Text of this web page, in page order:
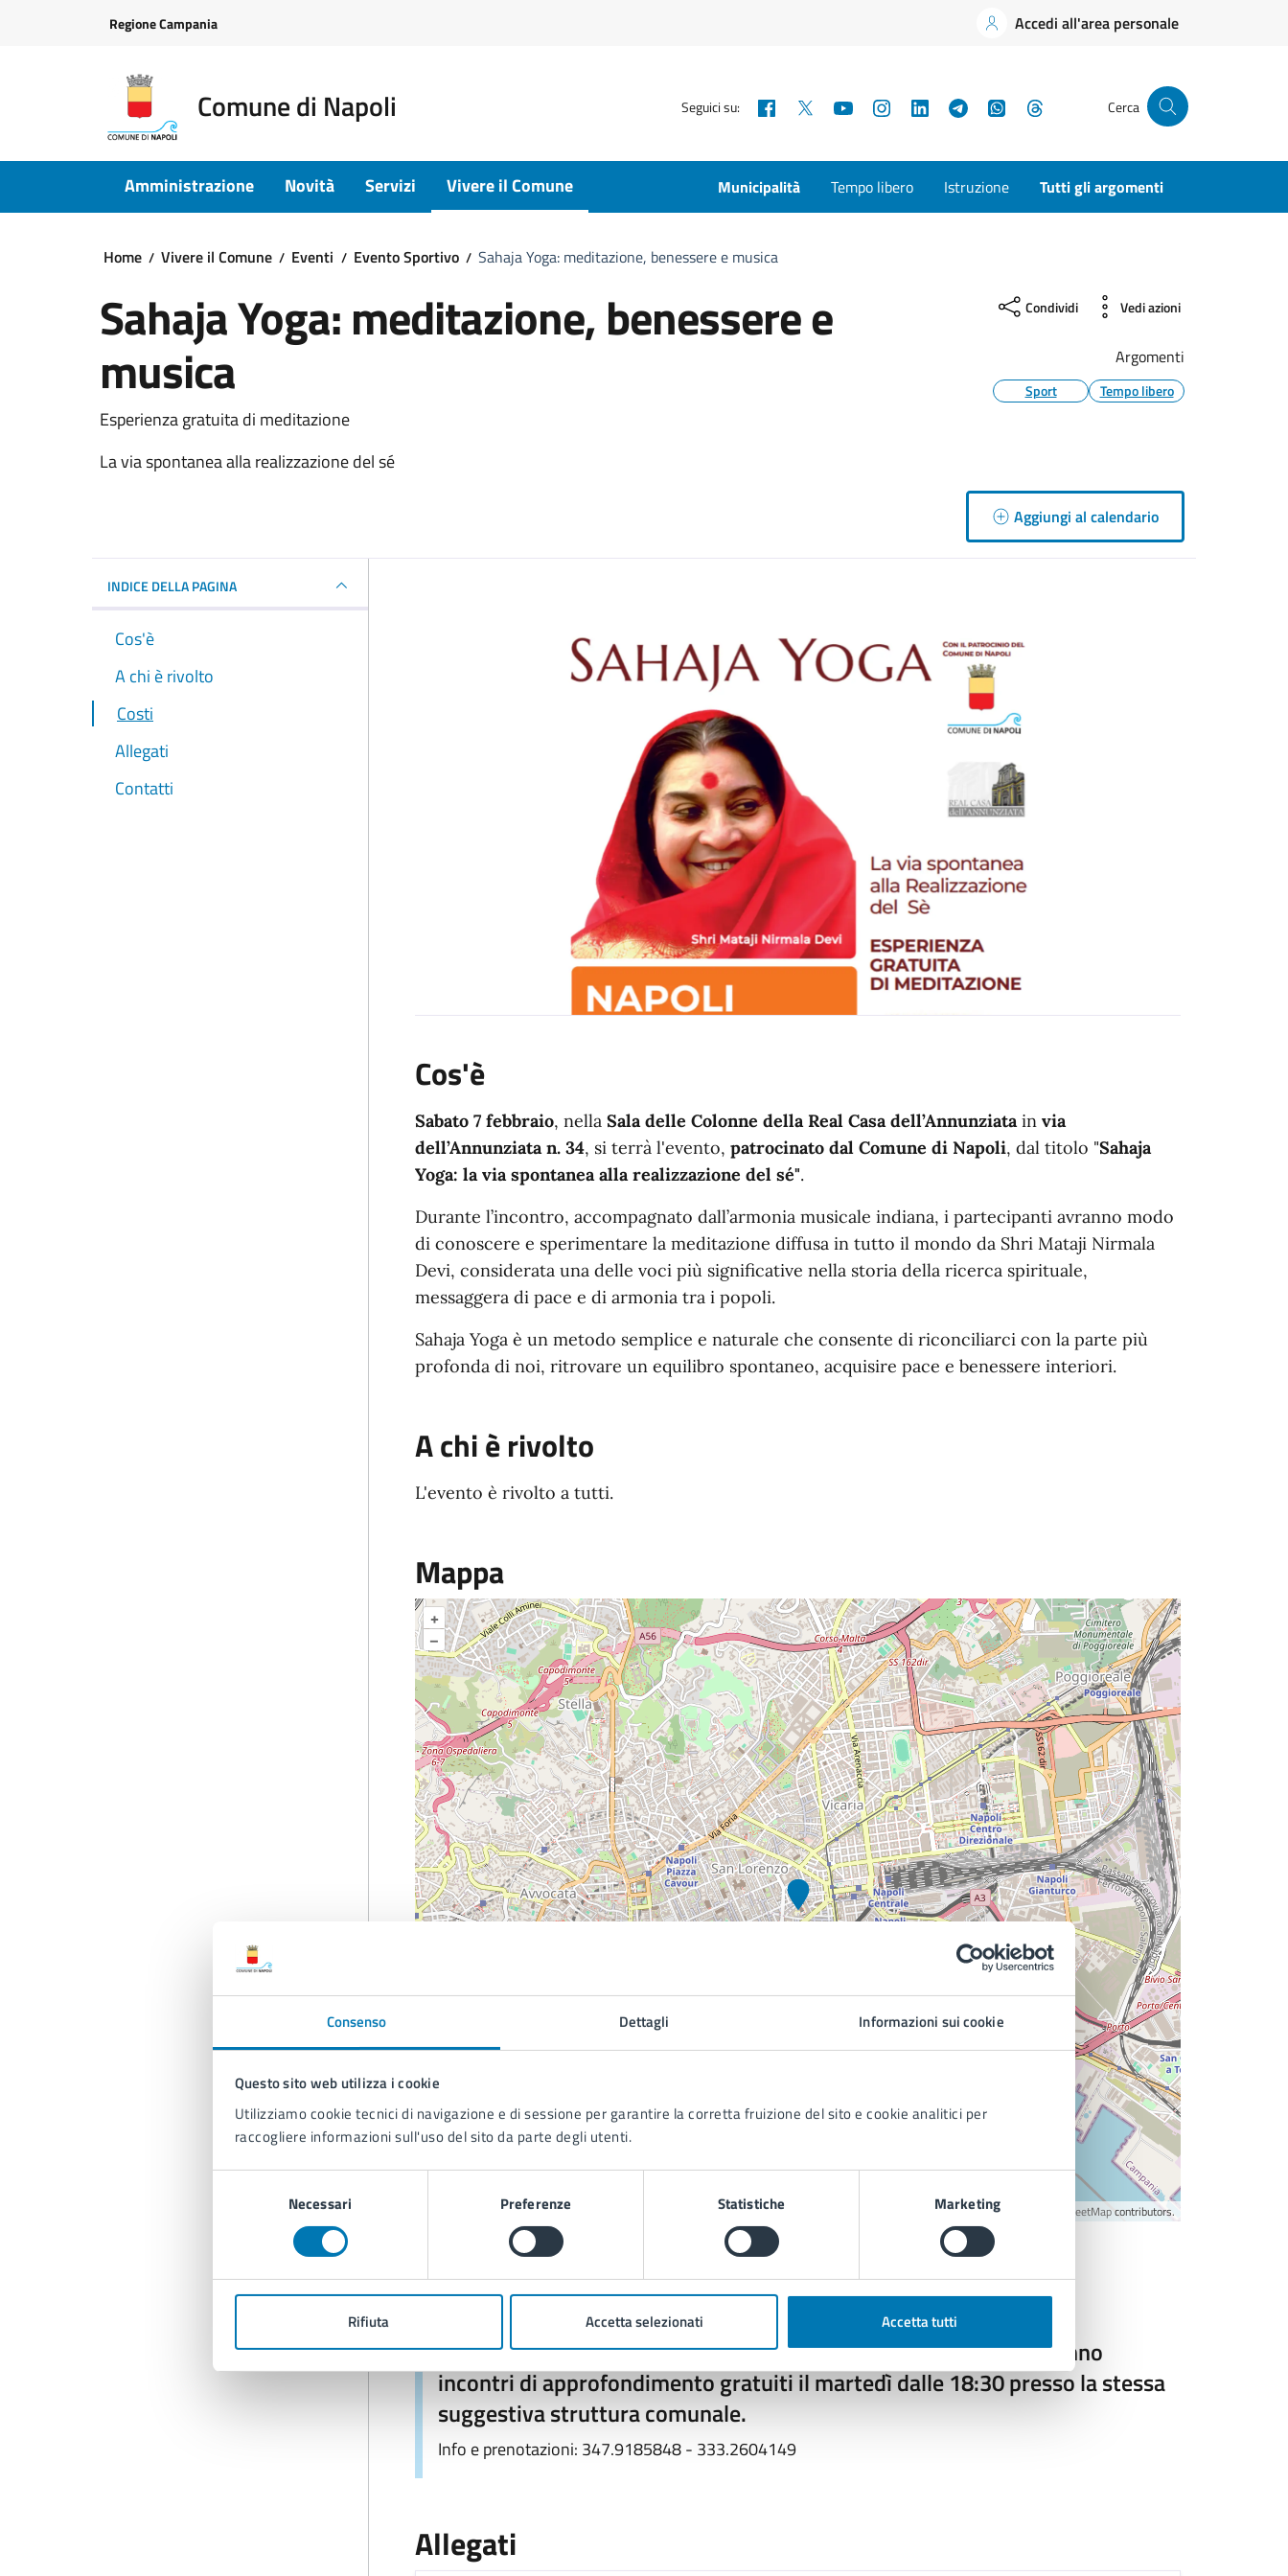
Consenso Dettagli Informazioni sui cookie
Questo sito web utilizza i cookie
Utilizziamo cookie tecnici di navigazione e di sessione per garantire la corretta fruizione del sito e cookie analitici per
raccogliere informazioni sull'uso del sito da parte degli utenti.
Necessari Preferenze Statistiche Marketing
Rifiuta Accetta selezionati Accetta tutti
Regione Campania Accedi all'area personale
Comune di Napoli Seguici su: Facebook YouTubeInstagramLinkedInTelegramWhatsApp Cerca
Amministrazione Novità Servizi Vivere il Comune Municipalità Tempo libero Istruzione Tutti gli argomenti
Home Vivere il Comune Eventi Evento Sportivo Sahaja Yoga: meditazione, benessere e musica
Sahaja Yoga: meditazione, benessere e
musica
Esperienza gratuita di meditazione
La via spontanea alla realizzazione del sé
Condividi Vedi azioni
Argomenti
Sport Tempo libero
Aggiungi al calendario
INDICE DELLA PAGINA
Cos'è
A chi è rivolto
Costi
Allegati
Contatti
Cos'è
Sabato 7 febbraio, nella Sala delle Colonne della Real Casa dell’Annunziata in via
dell’Annunziata n. 34, si terrà l'evento, patrocinato dal Comune di Napoli, dal titolo "Sahaja
Yoga: la via spontanea alla realizzazione del sé".
Durante l’incontro, accompagnato dall’armonia musicale indiana, i partecipanti avranno modo
di conoscere e sperimentare la meditazione diffusa in tutto il mondo da Shri Mataji Nirmala
Devi, considerata una delle voci più significative nella storia della ricerca spirituale,
messaggera di pace e di armonia tra i popoli.
Sahaja Yoga è un metodo semplice e naturale che consente di riconciliarci con la parte più
profonda di noi, ritrovare un equilibro spontaneo, acquisire pace e benessere interiori.
A chi è rivolto
L'evento è rivolto a tutti.
Mappa
+
–
OpenStreetMapcontributors.
Costi
Ingresso libero fino ad esaurimento dei posti disponibili. Seguiranno
incontri di approfondimento gratuiti il martedì dalle 18:30 presso la stessa
suggestiva struttura comunale.
Info e prenotazioni: 347.9185848 - 333.2604149
Allegati